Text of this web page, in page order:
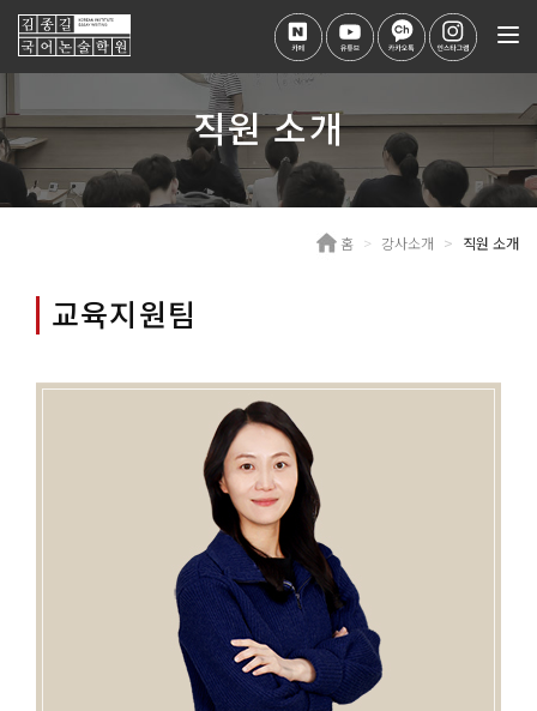
직원 소개
홈 강사소개 직원 소개
교육지원팀